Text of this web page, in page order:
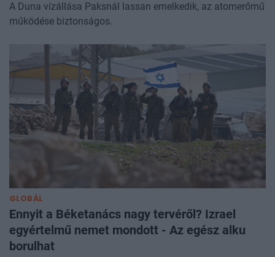
A Duna vízállása Paksnál lassan emelkedik, az atomerőmű
működése biztonságos.
GLOBÁL
Ennyit a Béketanács nagy tervéről? Izrael
egyértelmű nemet mondott - Az egész alku
borulhat